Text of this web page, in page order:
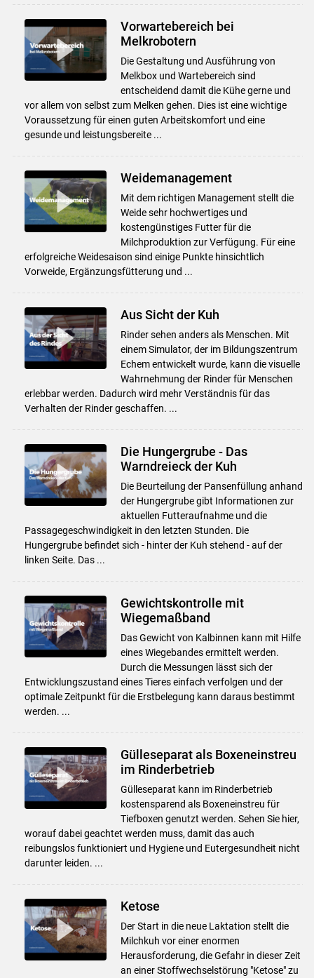
Vorwartebereich bei
Melkrobotern
Die Gestaltung und Ausführung von
Melkbox und Wartebereich sind
entscheidend damit die Kühe gerne und
vor allem von selbst zum Melken gehen. Dies ist eine wichtige
Voraussetzung für einen guten Arbeitskomfort und eine
gesunde und leistungsbereite ...
Weidemanagement
Mit dem richtigen Management stellt die
Weide sehr hochwertiges und
kostengünstiges Futter für die
Milchproduktion zur Verfügung. Für eine
erfolgreiche Weidesaison sind einige Punkte hinsichtlich
Vorweide, Ergänzungsfütterung und ...
Aus Sicht der Kuh
Rinder sehen anders als Menschen. Mit
einem Simulator, der im Bildungszentrum
Echem entwickelt wurde, kann die visuelle
Wahrnehmung der Rinder für Menschen
erlebbar werden. Dadurch wird mehr Verständnis für das
Verhalten der Rinder geschaffen. ...
Die Hungergrube - Das
Warndreieck der Kuh
Die Beurteilung der Pansenfüllung anhand
der Hungergrube gibt Informationen zur
aktuellen Futteraufnahme und die
Passagegeschwindigkeit in den letzten Stunden. Die
Hungergrube befindet sich - hinter der Kuh stehend - auf der
linken Seite. Das ...
Gewichtskontrolle mit
Wiegemaßband
Das Gewicht von Kalbinnen kann mit Hilfe
eines Wiegebandes ermittelt werden.
Durch die Messungen lässt sich der
Entwicklungszustand eines Tieres einfach verfolgen und der
optimale Zeitpunkt für die Erstbelegung kann daraus bestimmt
werden. ...
Gülleseparat als Boxeneinstreu
im Rinderbetrieb
Gülleseparat kann im Rinderbetrieb
kostensparend als Boxeneinstreu für
Tiefboxen genutzt werden. Sehen Sie hier,
worauf dabei geachtet werden muss, damit das auch
reibungslos funktioniert und Hygiene und Eutergesundheit nicht
darunter leiden. ...
Ketose
Der Start in die neue Laktation stellt die
Milchkuh vor einer enormen
Herausforderung, die Gefahr in dieser Zeit
an einer Stoffwechselstörung "Ketose" zu